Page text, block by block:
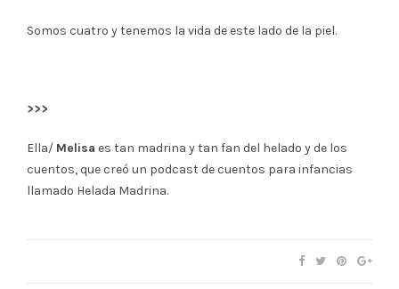
Somos cuatro y tenemos la vida de este lado de la piel.
>>>
Ella/ Melisa es tan madrina y tan fan del helado y de los
cuentos, que creó un podcast de cuentos para infancias
llamado Helada Madrina.